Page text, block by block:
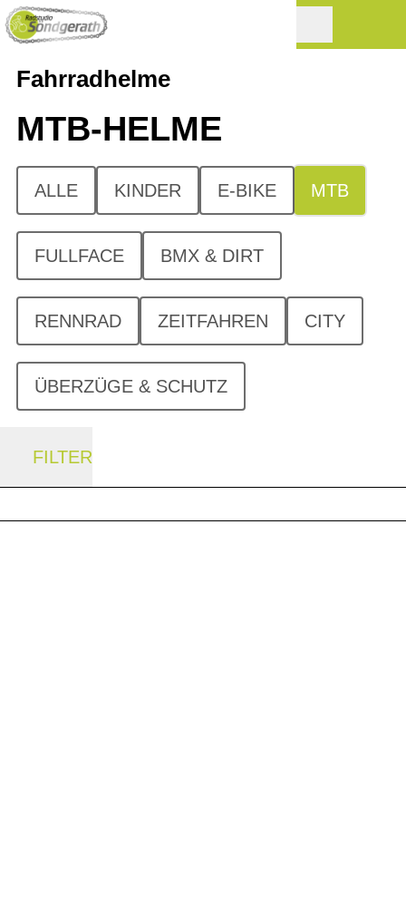
Fahrradhelme
MTB-HELME
ALLE KINDER E-BIKE MTB
FULLFACE BMX & DIRT
RENNRAD ZEITFAHREN CITY
ÜBERZÜGE & SCHUTZ
FILTER